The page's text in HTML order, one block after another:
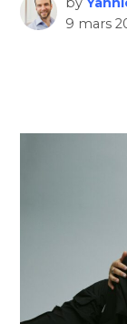
9 mars